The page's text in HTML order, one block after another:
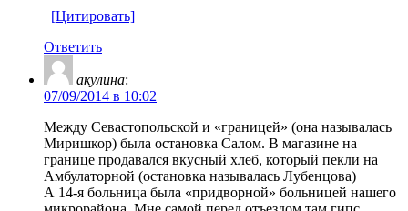
[Цитировать]
Ответить
акулина:
07/09/2014 в 10:02
Между Севастопольской и «границей» (она называлась
Миришкор) была остановка Салом. В магазине на
границе продавался вкусный хлеб, который пекли на
Амбулаторной (остановка называлась Лубенцова)
А 14-я больница была «придворной» больницей нашего